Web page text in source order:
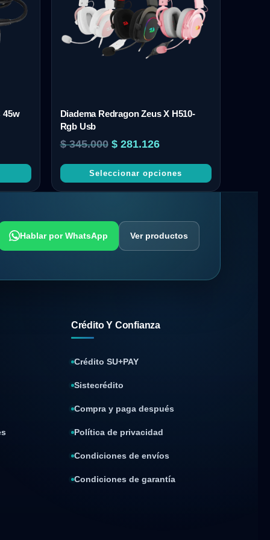
45w
Diadema Redragon Zeus X H510-
Rgb Usb
$345.000 $281.126
Seleccionar opciones
Hablar por WhatsApp Ver productos
Crédito Y Confianza
Crédito SU+PAY
Sistecrédito
Compra y paga después
Política de privacidad
Condiciones de envíos
Condiciones de garantía